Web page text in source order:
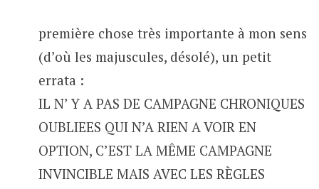
première chose très importante à mon sens
(d’où les majuscules, désolé), un petit
errata :
IL N’ Y A PAS DE CAMPAGNE CHRONIQUES
OUBLIEES QUI N’A RIEN A VOIR EN
OPTION, C’EST LA MÊME CAMPAGNE
INVINCIBLE MAIS AVEC LES RÈGLES